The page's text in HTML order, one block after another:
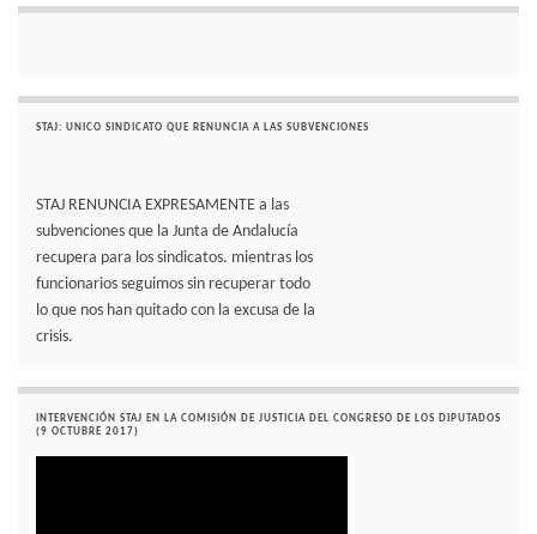
STAJ: UNICO SINDICATO QUE RENUNCIA A LAS SUBVENCIONES
STAJ RENUNCIA EXPRESAMENTE a las
subvenciones que la Junta de Andalucía
recupera para los sindicatos. mientras los
funcionarios seguimos sin recuperar todo
lo que nos han quitado con la excusa de la
crisis.
INTERVENCIÓN STAJ EN LA COMISIÓN DE JUSTICIA DEL CONGRESO DE LOS DIPUTADOS
(9 OCTUBRE 2017)